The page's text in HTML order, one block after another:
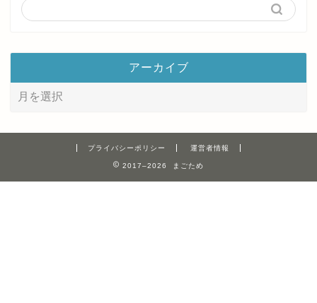
アーカイブ
プライバシーポリシー 運営者情報
2017–2026 まごため